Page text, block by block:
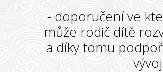
- doporučení ve
může rodič dítě
a díky tomu
vývoj